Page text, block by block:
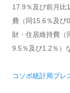
17.9％及び前月比
費（同15.6％及び
財・住居維持費（
9.5％及び1.2％）
コソボ統計局プレ